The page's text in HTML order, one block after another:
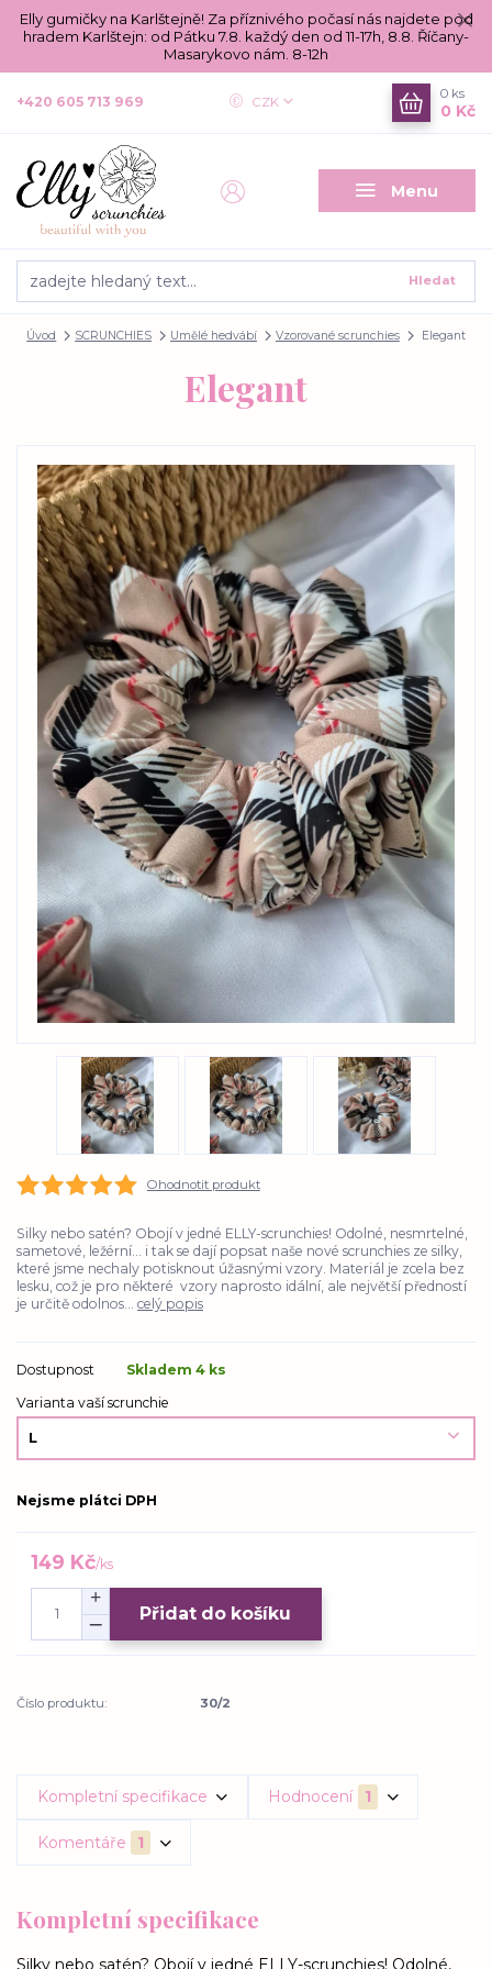
Elly gumičky na Karlštejně! Za příznivého počasí nás najdete pod
hradem Karlštejn: od Pátku 7.8. každý den od 11-17h, 8.8. Říčany-
Masarykovo nám. 8-12h
Menu
CZK
Hledat
+420 605 713 969
0 ks
0 Kč
Úvod SCRUNCHIES Umělé hedvábí Vzorované scrunchies Elegant
Elegant
Ohodnotit produkt
Silky nebo satén? Obojí v jedné ELLY-scrunchies! Odolné, nesmrtelné,
sametové, ležérní... i tak se dají popsat naše nové scrunchies ze silky,
které jsme nechaly potisknout úžasnými vzory. Materiál je zcela bez
lesku, což je pro některé vzory naprosto idální, ale největší předností
je určitě odolnos... celý popis
Dostupnost
Skladem 4 ks
Varianta vaší scrunchie
Nejsme plátci DPH
149 Kč/ks
Přidat do košíku
Číslo produktu: 30/2
Kompletní specifikace Hodnocení 1
Komentáře 1
Kompletní specifikace
Silky nebo satén? Obojí v jedné ELLY-scrunchies! Odolné,